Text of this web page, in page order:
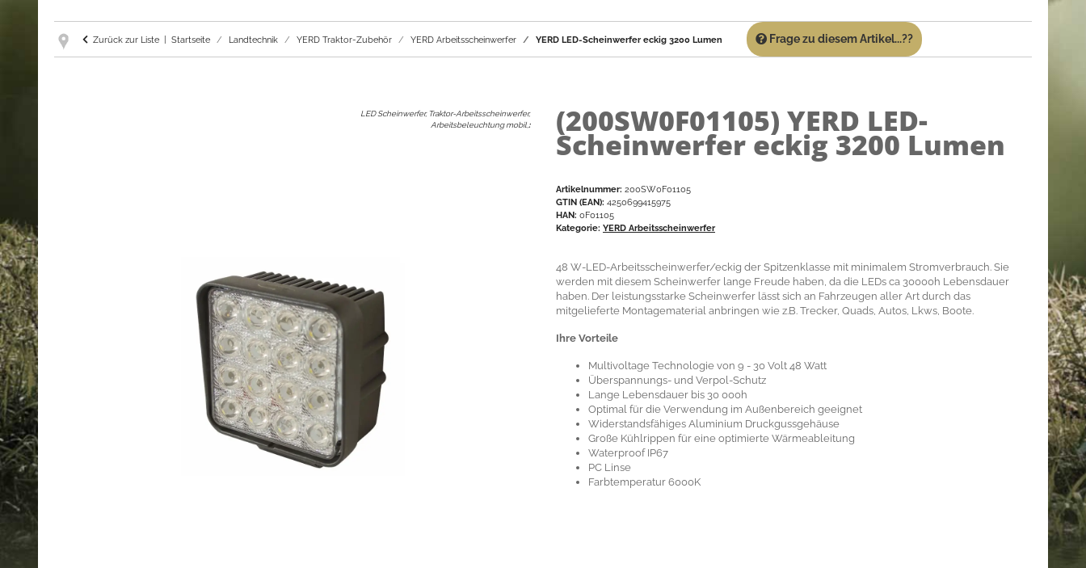
Zurück zur Liste Startseite Landtechnik YERD Traktor-Zubehör YERD Arbeitsscheinwerfer YERD LED-Scheinwerfer eckig 3200 Lumen Frage zu diesem Artikel...??
LED Scheinwerfer, Traktor-Arbeitsscheinwerfer,
Arbeitsbeleuchtung mobil, : (200SW0F01105) YERD LED-
Scheinwerfer eckig 3200 Lumen
Artikelnummer: 200SW0F01105
GTIN (EAN): 4250699415975
HAN: 0F01105
Kategorie: YERD Arbeitsscheinwerfer
48 W-LED-Arbeitsscheinwerfer/eckig der Spitzenklasse mit minimalem Stromverbrauch. Sie
werden mit diesem Scheinwerfer lange Freude haben, da die LEDs ca 30000h Lebensdauer
haben. Der leistungsstarke Scheinwerfer lässt sich an Fahrzeugen aller Art durch das
mitgelieferte Montagematerial anbringen wie z.B. Trecker, Quads, Autos, Lkws, Boote.
Ihre Vorteile
Multivoltage Technologie von 9 - 30 Volt 48 Watt
Überspannungs- und Verpol-Schutz
Lange Lebensdauer bis 30 000h
Optimal für die Verwendung im Außenbereich geeignet
Widerstandsfähiges Aluminium Druckgussgehäuse
Große Kühlrippen für eine optimierte Wärmeableitung
Waterproof IP67
PC Linse
Farbtemperatur 6000K